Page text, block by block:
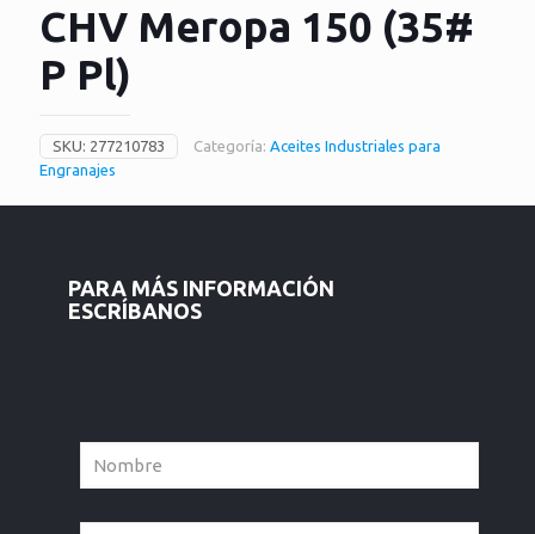
CHV Meropa 150 (35#
P Pl)
SKU: 277210783 Categoría: Aceites Industriales para
Engranajes
PARA MÁS INFORMACIÓN
ESCRÍBANOS